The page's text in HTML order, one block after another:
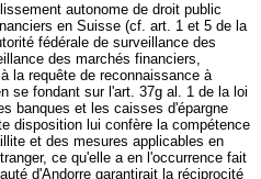
autonome de droit public
en Suisse (cf. art. 1 et 5 de la
fédérale de surveillance des
des marchés financiers,
la requête de reconnaissance à
se fondant sur l'art. 37g al. 1 de la loi
banques et les caisses d'épargne
disposition lui confère la compétence
et des mesures applicables en
ce qu'elle a en l'occurrence fait
d'Andorre garantirait la réciprocité